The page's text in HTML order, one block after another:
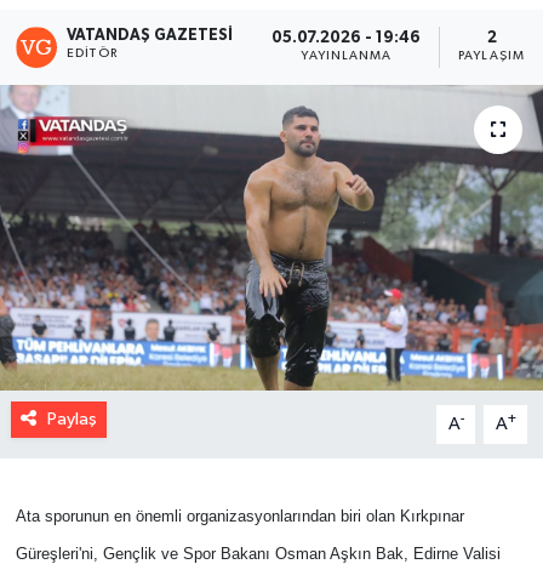
VATANDAŞ GAZETESI
EDITÖR
05.07.2026 - 19:46
YAYINLANMA
2
PAYLAŞIM
Paylaş A- A+
Ata sporunun en önemli organizasyonlarından biri olan Kırkpınar
Güreşleri'ni, Gençlik ve Spor Bakanı Osman Aşkın Bak, Edirne Valisi